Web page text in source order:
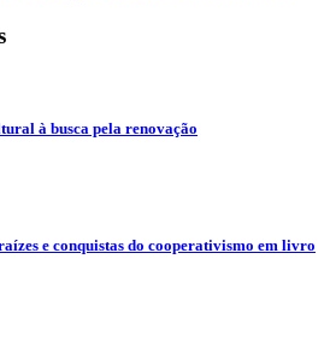
à busca pela renovação
e conquistas do cooperativismo em livro